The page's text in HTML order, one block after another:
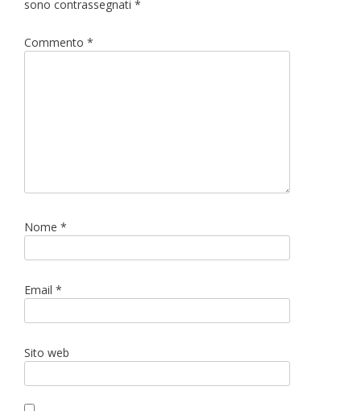
sono contrassegnati *
Commento *
Nome *
Email *
Sito web